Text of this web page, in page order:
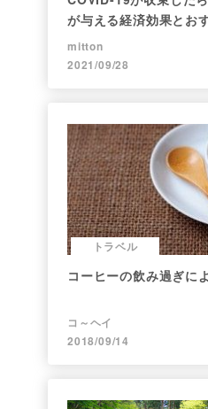
が与える経済効果とお
mitton
2021/09/28
トラベル
コーヒーの飲み過ぎに
コ～ヘイ
2018/09/14